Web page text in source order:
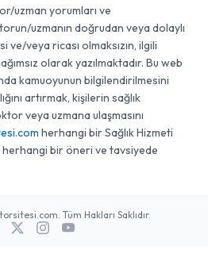
uzman yorumları ve
uzmanın doğrudan veya dolaylı
veya ricası olmaksızın, ilgili
olarak yazılmaktadır. Bu web
kamuoyunun bilgilendirilmesini
artırmak, kişilerin sağlık
veya uzmana ulaşmasını
herhangi bir Sağlık Hizmeti
herhangi bir öneri ve tavsiyede
Tüm Hakları Saklıdır.